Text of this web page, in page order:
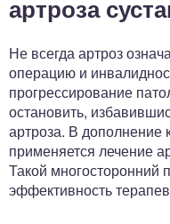
артроза
Не всегда артроз
операцию и
прогрессирование
остановить,
артроза. В дополнение
применяется лечение
Такой многосторонний
эффективность